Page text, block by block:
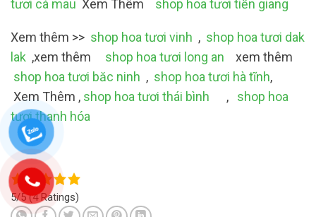
tươi cà mau Xem Thêm shop hoa tươi tiền giang
Xem thêm >> shop hoa tươi vinh , shop hoa tươi dak
lak ,xem thêm shop hoa tươi long an xem thêm
shop hoa tươi băc ninh , shop hoa tươi hà tĩnh,
Xem Thêm , shop hoa tươi thái bình ,
shop hoa
tươi thanh hóa
5/5 (4 Ratings)